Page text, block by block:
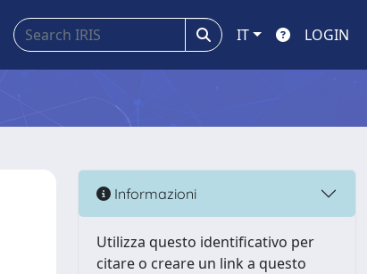
IT LOGIN
Informazioni
Utilizza questo identificativo per
citare o creare un link a questo